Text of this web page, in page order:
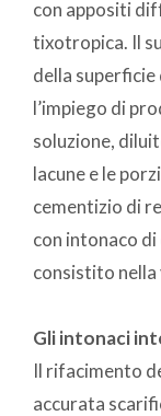
con appositi
tixotropica. Il
della
l’impiego di
soluzione,
lacune e le
cementizio di
con intonaco
consistito
Gli intonaci
Il rifacimento
accurata